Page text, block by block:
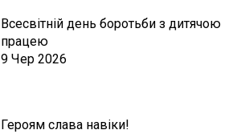
Всесвітній день боротьби з дитячою
працею
9 Чер 2026
Героям слава навіки!